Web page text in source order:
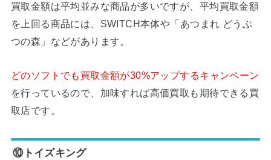
買取金額は平均並みな商品が多いですが、平均買取金額
を上回る商品には、SWITCH本体や「あつまれ どうぶ
つの森」などがあります。
どのソフトでも買取金額が30%アップするキャンペーン
を行っているので、加味すれば高価買取も期待できる買
取店です。
⑩トイズキング